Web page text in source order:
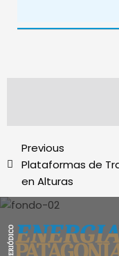
Previous
Plataformas de
en Alturas